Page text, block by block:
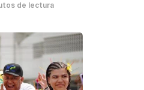
de lectura